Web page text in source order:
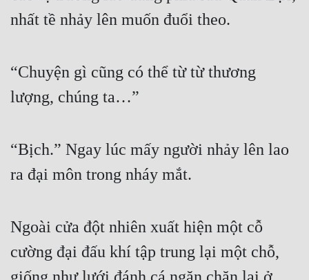
nhất tề nhảy lên muốn đuổi theo.
“Chuyện gì cũng có thể từ từ thương
lượng, chúng ta…”
“Bịch.” Ngay lúc mấy người nhảy lên lao
ra đại môn trong nháy mắt.
Ngoài cửa đột nhiên xuất hiện một cỗ
cường đại đấu khí tập trung lại một chỗ,